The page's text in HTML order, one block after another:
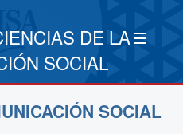
DE LA
SOCIAL
SOCIAL